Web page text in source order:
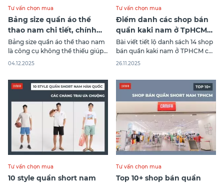
Tư vấn chọn mua
Bảng size quần áo thể
thao nam chi tiết, chính
xác nhất 2026
Bảng size quần áo thể thao nam
là công cụ không thể thiếu giúp
bạn lựa chọn trang phục vừa
hiểu rõ cách đo và đối chiếu số
đo với bảng size chuẩn sẽ giúp
bạn tránh được tình trạng mua
nhầm kích
04.12.2025
Tư vấn chọn mua
Điểm danh các shop bán
quần kaki nam ở TpHCM
chất lượng nhất
Bài viết tiết lộ danh sách 14 shop
bán quần kaki nam ở TPHCM có
chất lượng cao cấp với giá thành
cũng biết. Mời bạn cùng Canifa
điểm qua những địa chỉ đáng tin
sau đây để chọn cho mình chiếc
26.11.2025
Tư vấn chọn mua
10 style quần short nam
Tư vấn chọn mua
Top 10+ shop bán quần